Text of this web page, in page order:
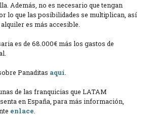
Además, no es necesario que tengan
lo que las posibilidades se multiplican, así
es más accesible.
es de 68.000€ más los gastos de
Panaditas aquí
de las franquicias que LATAM
en España, para más información,
enlace.